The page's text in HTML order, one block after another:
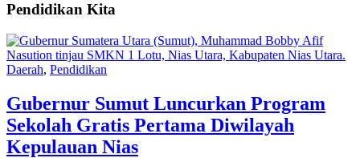
Pendidikan Kita
Daerah, Pendidikan
Gubernur Sumut Luncurkan Program
Sekolah Gratis Pertama Diwilayah
Kepulauan Nias